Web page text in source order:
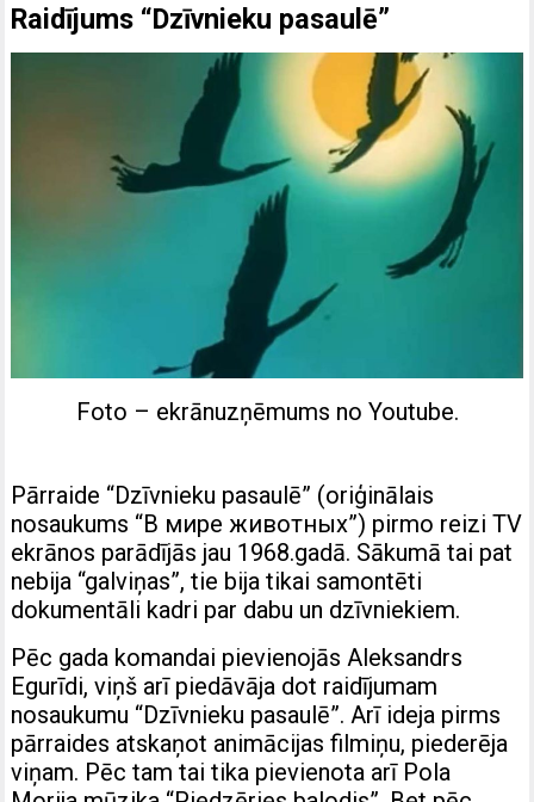
Raidījums “Dzīvnieku pasaulē”
Foto – ekrānuzņēmums no Youtube.
Pārraide “Dzīvnieku pasaulē” (oriģinālais
nosaukums “В мире животных”) pirmo reizi TV
ekrānos parādījās jau 1968.gadā. Sākumā tai pat
nebija “galviņas”, tie bija tikai samontēti
dokumentāli kadri par dabu un dzīvniekiem.
Pēc gada komandai pievienojās Aleksandrs
Egurīdi, viņš arī piedāvāja dot raidījumam
nosaukumu “Dzīvnieku pasaulē”. Arī ideja pirms
pārraides atskaņot animācijas filmiņu, piederēja
viņam. Pēc tam tai tika pievienota arī Pola